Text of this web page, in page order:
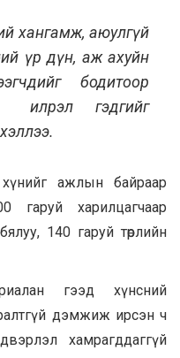
хангамж, аюулгүй
үр дүн, аж ахуйн
бодитоор
илрэл гэдгийг
ажлын байраар
гаруй харилцагчаар
140 гаруй төрлийн
гээд хүнсний
дэмжиж ирсэн ч
хамрагддаггүй